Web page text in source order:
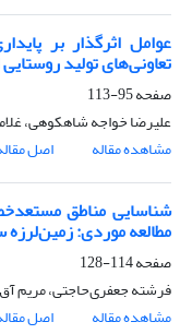
عوامل اثرگذار بر
تعاونی‌های تولید
صفحه95-113
علیرضا خواجه شاهکوهی،
مشاهده مقاله
اصل
شناسایی مناطق
مطالعه موردی: زمین‌لرزه
صفحه114-128
فرشته جعفری‌حاجتی، مریم
مشاهده مقاله
اصل